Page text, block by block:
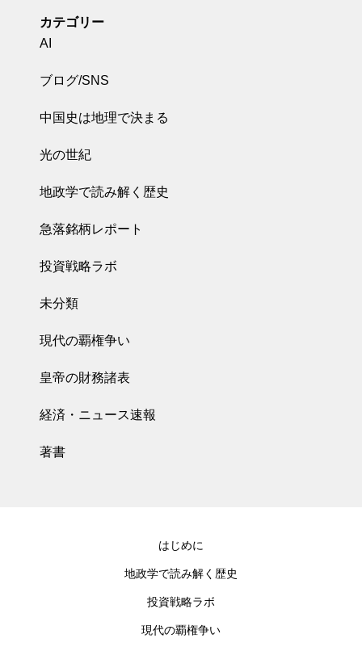
カテゴリー
AI
ブログ/SNS
中国史は地理で決まる
光の世紀
地政学で読み解く歴史
急落銘柄レポート
投資戦略ラボ
未分類
現代の覇権争い
皇帝の財務諸表
経済・ニュース速報
著書
はじめに
地政学で読み解く歴史
投資戦略ラボ
現代の覇権争い